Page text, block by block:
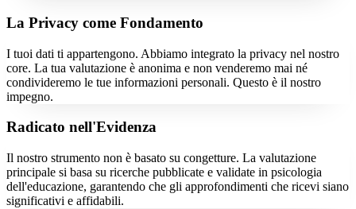
La Privacy come Fondamento
I tuoi dati ti appartengono. Abbiamo integrato la privacy nel nostro
core. La tua valutazione è anonima e non venderemo mai né
condivideremo le tue informazioni personali. Questo è il nostro
impegno.
Radicato nell'Evidenza
Il nostro strumento non è basato su congetture. La valutazione
principale si basa su ricerche pubblicate e validate in psicologia
dell'educazione, garantendo che gli approfondimenti che ricevi siano
significativi e affidabili.